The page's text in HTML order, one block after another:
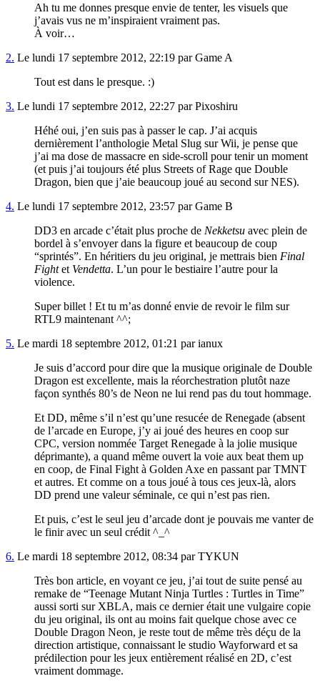
Ah tu me donnes presque envie de tenter, les visuels que
j’avais vus ne m’inspiraient vraiment pas.
À voir…
2. Le lundi 17 septembre 2012, 22:19 par Game A
Tout est dans le presque. :)
3. Le lundi 17 septembre 2012, 22:27 par Pixoshiru
Héhé oui, j’en suis pas à passer le cap. J’ai acquis
dernièrement l’anthologie Metal Slug sur Wii, je pense que
j’ai ma dose de massacre en side-scroll pour tenir un moment
(et puis j’ai toujours été plus Streets of Rage que Double
Dragon, bien que j’aie beaucoup joué au second sur NES).
4. Le lundi 17 septembre 2012, 23:57 par Game B
DD3 en arcade c’était plus proche de Nekketsu avec plein de
bordel à s’envoyer dans la figure et beaucoup de coup
“sprintés”. En héritiers du jeu original, je mettrais bien Final
Fightet Vendetta. L’un pour le bestiaire l’autre pour la
violence.
Super billet ! Et tu m’as donné envie de revoir le film sur
RTL9 maintenant ^^;
5. Le mardi 18 septembre 2012, 01:21 par ianux
Je suis d’accord pour dire que la musique originale de Double
Dragon est excellente, mais la réorchestration plutôt naze
façon synthés 80’s de Neon ne lui rend pas du tout hommage.
Et DD, même s’il n’est qu’une resucée de Renegade (absent
de l’arcade en Europe, j’y ai joué des heures en coop sur
CPC, version nommée Target Renegade à la jolie musique
déprimante), a quand même ouvert la voie aux beat them up
en coop, de Final Fight à Golden Axe en passant par TMNT
et autres. Et comme on a tous joué à tous ces jeux-là, alors
DD prend une valeur séminale, ce qui n’est pas rien.
Et puis, c’est le seul jeu d’arcade dont je pouvais me vanter de
le finir avec un seul crédit ^_^
6. Le mardi 18 septembre 2012, 08:34 par TYKUN
Très bon article, en voyant ce jeu, j’ai tout de suite pensé au
remake de “Teenage Mutant Ninja Turtles : Turtles in Time”
aussi sorti sur XBLA, mais ce dernier était une vulgaire copie
du jeu original, ils ont au moins fait quelque chose avec ce
Double Dragon Neon, je reste tout de même très déçu de la
direction artistique, connaissant le studio Wayforward et sa
prédilection pour les jeux entièrement réalisé en 2D, c’est
vraiment dommage.